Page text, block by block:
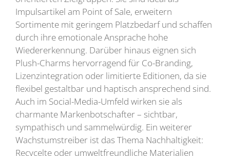
Impulsartikel am Point of Sale, erweitern
Sortimente mit geringem Platzbedarf und schaffen
durch ihre emotionale Ansprache hohe
Wiedererkennung. Darüber hinaus eignen sich
Plush-Charms hervorragend für Co-Branding,
Lizenzintegration oder limitierte Editionen, da sie
flexibel gestaltbar und haptisch ansprechend sind.
Auch im Social-Media-Umfeld wirken sie als
charmante Markenbotschafter – sichtbar,
sympathisch und sammelwürdig. Ein weiterer
Wachstumstreiber ist das Thema Nachhaltigkeit:
Recycelte oder umweltfreundliche Materialien